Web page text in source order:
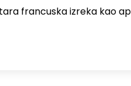
francuska izreka kao